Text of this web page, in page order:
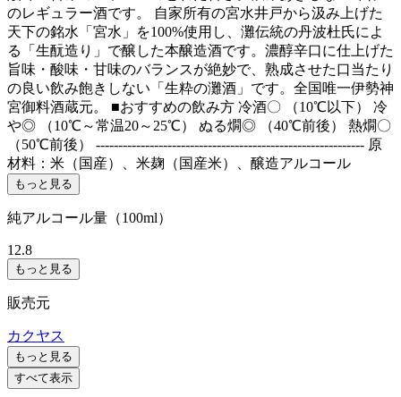
のレギュラー酒です。 自家所有の宮水井戸から汲み上げた
天下の銘水「宮水」を100%使用し、灘伝統の丹波杜氏によ
る「生酛造り」で醸した本醸造酒です。濃醇辛口に仕上げた
旨味・酸味・甘味のバランスが絶妙で、熟成させた口当たり
の良い飲み飽きしない「生粋の灘酒」です。全国唯一伊勢神
宮御料酒蔵元。 ■おすすめの飲み方 冷酒〇 （10℃以下） 冷
や◎ （10℃～常温20～25℃） ぬる燗◎ （40℃前後） 熱燗〇
（50℃前後） ------------------------------------------------------------ 原
材料：米（国産）、米麹（国産米）、醸造アルコール
もっと見る
純アルコール量（100ml）
12.8
もっと見る
販売元
カクヤス
もっと見る
すべて表示